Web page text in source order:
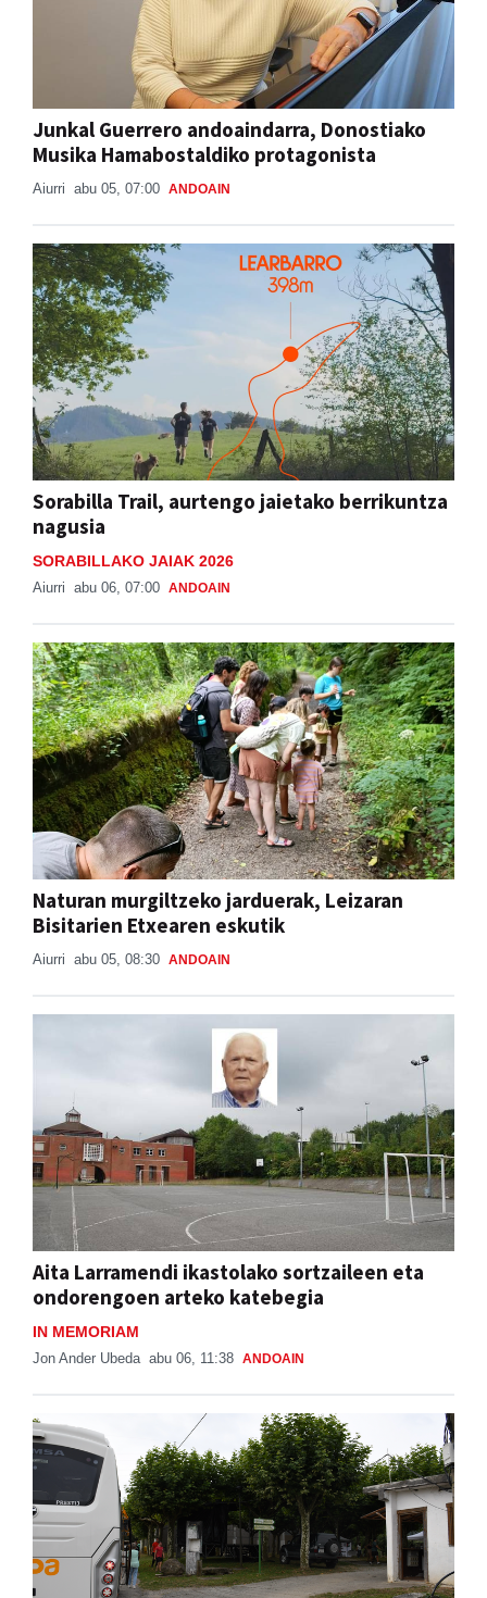
Junkal Guerrero andoaindarra, Donostiako
Musika Hamabostaldiko protagonista
Aiurri abu 05, 07:00 ANDOAIN
Sorabilla Trail, aurtengo jaietako berrikuntza
nagusia
SORABILLAKO JAIAK 2026
Aiurri abu 06, 07:00 ANDOAIN
Naturan murgiltzeko jarduerak, Leizaran
Bisitarien Etxearen eskutik
Aiurri abu 05, 08:30 ANDOAIN
Aita Larramendi ikastolako sortzaileen eta
ondorengoen arteko katebegia
IN MEMORIAM
Jon Ander Ubeda abu 06, 11:38 ANDOAIN